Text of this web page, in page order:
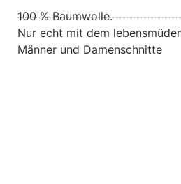
100 % Baumwolle.
Nur echt mit dem
Männer und Damenschnitte